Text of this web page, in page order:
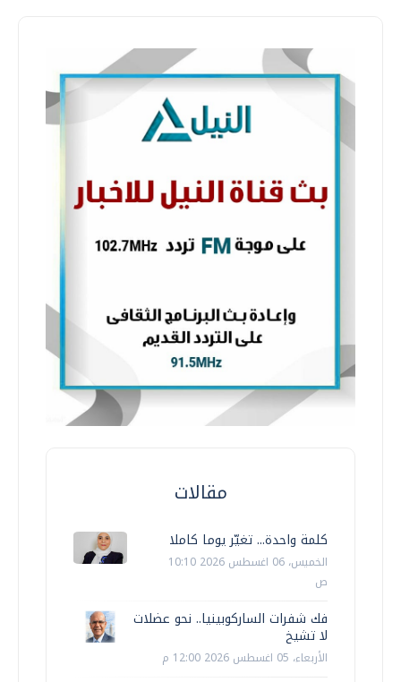
مقالات
كلمة واحدة... تغيّر يوما كاملا
الخميس، 06 اغسطس 2026 10:10
ص
فك شفرات الساركوبينيا.. نحو عضلات
لا تشيخ
الأربعاء، 05 اغسطس 2026 12:00 م